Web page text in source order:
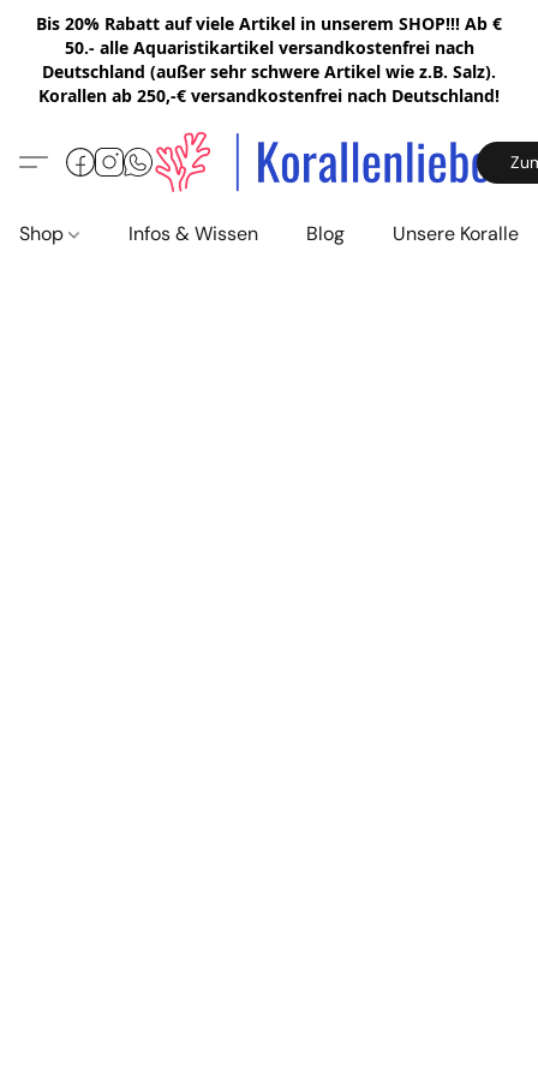
Bis 20% Rabatt auf viele Artikel in unserem SHOP!!! Ab €
50.- alle Aquaristikartikel versandkostenfrei nach
Deutschland (außer sehr schwere Artikel wie z.B. Salz).
Korallen ab 250,-€ versandkostenfrei nach Deutschland!
Shop Infos & Wissen Blog Unsere Korallen